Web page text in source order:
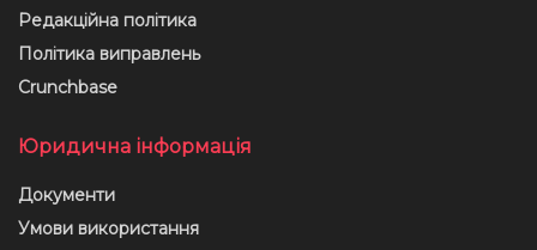
Редакційна політика
Політика виправлень
Crunchbase
Юридична інформація
Документи
Умови використання